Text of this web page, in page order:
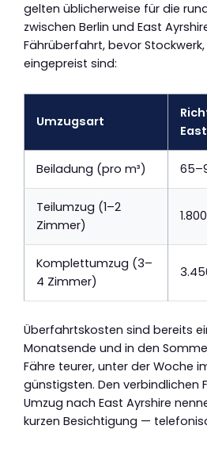
gelten üblicherweise für die
zwischen Berlin und East
Fährüberfahrt, bevor
eingepreist sind:
Umzugsart
Beiladung (pro m³)
Teilumzug (1–2
Zimmer)
Komplettumzug (3–
4 Zimmer)
Überfahrtskosten sind bereits
Monatsende und in den
Fähre teurer, unter der Woche
günstigsten. Den verbindlichen
Umzug nach East Ayrshire
kurzen Besichtigung —